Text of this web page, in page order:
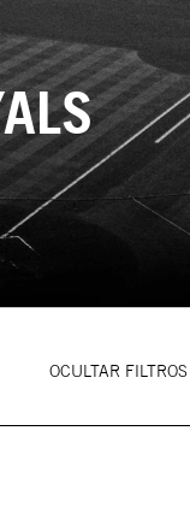
OCULTAR FILTROS